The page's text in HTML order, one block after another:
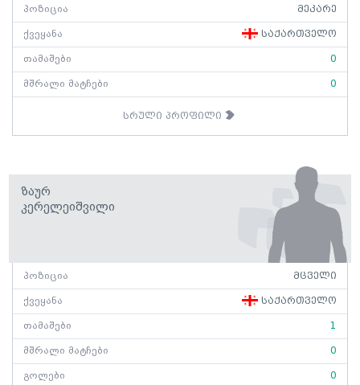
პოზიცია მეკარე
ქვეყანა საქართველო
თამაშები 0
მშრალი მატჩები 0
სრული პროფილი
Ზაურ
Კერელეიშვილი
პოზიცია მცველი
ქვეყანა საქართველო
თამაშები 1
მშრალი მატჩები 0
გოლები 0